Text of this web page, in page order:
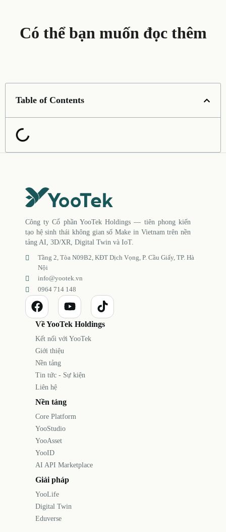
Có thể bạn muốn đọc thêm
Table of Contents
Công ty Cổ phần YooTek Holdings — tiên phong kiến
tạo hệ sinh thái không gian số Make in Vietnam trên nền
tảng AI, 3D/XR, Digital Twin và IoT.
Tầng 2, Tòa N09B2, KĐT Dịch Vọng, P. Cầu Giấy, TP. Hà
Nội
info@yootek.vn
0964 714 148
Về YooTek Holdings
Kết nối với YooTek
Giới thiệu
Nền tảng
Tin tức - Sự kiện
Liên hệ
Nền tảng
Core Platform
YooStudio
YooAsset
YooID
AI API Marketplace
Giải pháp
YooLife
Digital Twin
Eduverse